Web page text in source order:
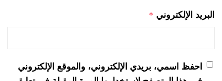
البريد الإلكتروني *
احفظ اسمي، بريدي الإلكتروني، والموقع الإلكتروني